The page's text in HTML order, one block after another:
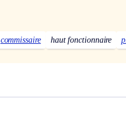
commissaire haut fonctionnaire